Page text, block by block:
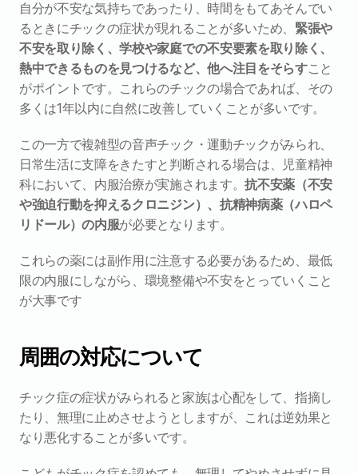
自分が不安な気持ちであったり、時間をもてあそんでい
るときにチックの症状が現れることが多いため、 緊張や
不安を取り除く、学校や家庭での不安要素を取り除く、
熱中できるものを見つけるなど、他へ注目をそらすこと
がポイントです。これらのチックの場合であれば、その
多くは1年以内に自然に改善していくことが多いです。
この一方で複雑型の音声チック・運動チックがみられ、
日常生活に支障をきたすと判断される場合は、児童精神
科において、内服治療が実施されます。抗不安薬（不安
や強迫行動を抑えるクロニジン）、抗精神病薬（ハロペ
リドール）の内服が必要となります。
これらの薬には副作用に注意する必要があるため、最低
限の内服にしながら、環境整備や不安をとっていくこと
が大事です
周囲の対応について
チック症の症状がみられると家族は心配をして、指摘し
たり、無理に止めさせようとしますが、これは逆効果と
なり悪化することが多いです。